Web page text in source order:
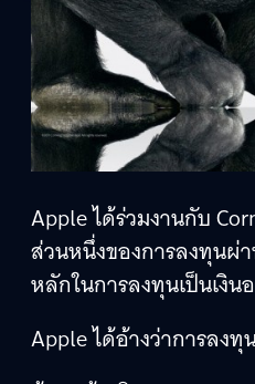
Apple ได้ร่วมงานกับ
ส่วนหนึ่งของการลงทุนผ่
หลักในการลงทุนเป็นเงิ
Apple ได้อ้างว่าการลง